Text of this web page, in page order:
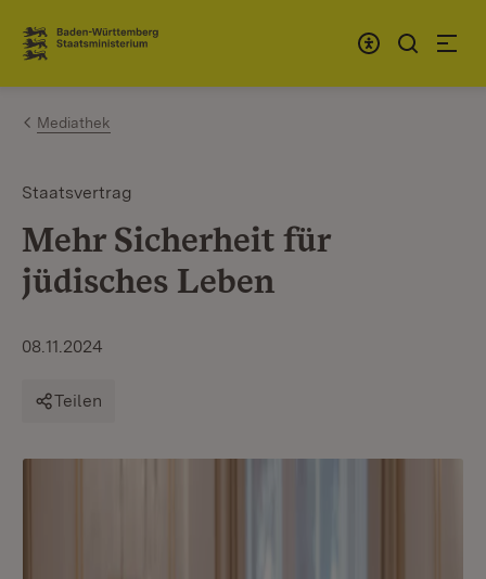
Zum Inhalt springen
Link zur Startseite
Mediathek
Staatsvertrag
Mehr Sicherheit für
jüdisches Leben
08.11.2024
Teilen